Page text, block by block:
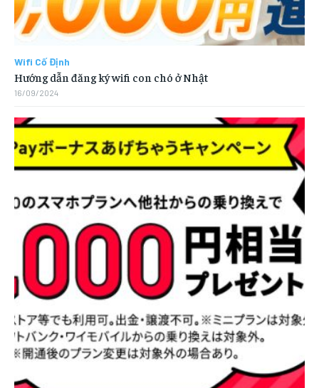
Wifi Cố Định
Hướng dẫn đăng ký wifi con chó ở Nhật
16/09/2024